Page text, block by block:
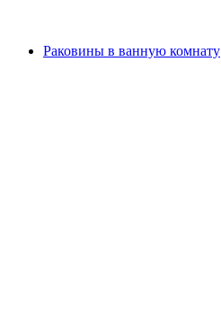
Раковины в ванную комнату